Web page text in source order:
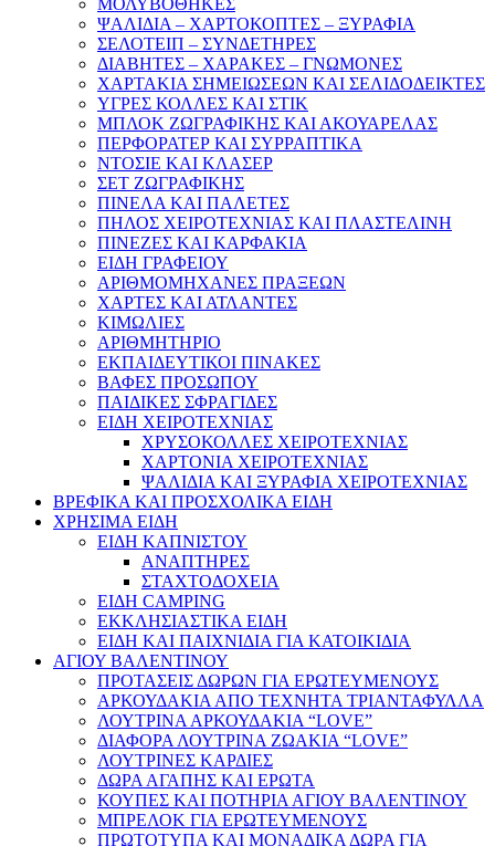
ΜΟΛΥΒΟΘΗΚΕΣ
ΨΑΛΙΔΙΑ – ΧΑΡΤΟΚΟΠΤΕΣ – ΞΥΡΑΦΙΑ
ΣΕΛΟΤΕΙΠ – ΣΥΝΔΕΤΗΡΕΣ
ΔΙΑΒΗΤΕΣ – ΧΑΡΑΚΕΣ – ΓΝΩΜΟΝΕΣ
ΧΑΡΤΑΚΙΑ ΣΗΜΕΙΩΣΕΩΝ ΚΑΙ ΣΕΛΙΔΟΔΕΙΚΤΕΣ
ΥΓΡΕΣ ΚΟΛΛΕΣ ΚΑΙ ΣΤΙΚ
ΜΠΛΟΚ ΖΩΓΡΑΦΙΚΗΣ ΚΑΙ ΑΚΟΥΑΡΕΛΑΣ
ΠΕΡΦΟΡΑΤΕΡ ΚΑΙ ΣΥΡΡΑΠΤΙΚΑ
ΝΤΟΣΙΕ ΚΑΙ ΚΛΑΣΕΡ
ΣΕΤ ΖΩΓΡΑΦΙΚΗΣ
ΠΙΝΕΛΑ ΚΑΙ ΠΑΛΕΤΕΣ
ΠΗΛΟΣ ΧΕΙΡΟΤΕΧΝΙΑΣ ΚΑΙ ΠΛΑΣΤΕΛΙΝΗ
ΠΙΝΕΖΕΣ ΚΑΙ ΚΑΡΦΑΚΙΑ
ΕΙΔΗ ΓΡΑΦΕΙΟΥ
ΑΡΙΘΜΟΜΗΧΑΝΕΣ ΠΡΑΞΕΩΝ
ΧΑΡΤΕΣ ΚΑΙ ΑΤΛΑΝΤΕΣ
ΚΙΜΩΛΙΕΣ
ΑΡΙΘΜΗΤΗΡΙΟ
ΕΚΠΑΙΔΕΥΤΙΚΟΙ ΠΙΝΑΚΕΣ
ΒΑΦΕΣ ΠΡΟΣΩΠΟΥ
ΠΑΙΔΙΚΕΣ ΣΦΡΑΓΙΔΕΣ
ΕΙΔΗ ΧΕΙΡΟΤΕΧΝΙΑΣ
ΧΡΥΣΟΚΟΛΛΕΣ ΧΕΙΡΟΤΕΧΝΙΑΣ
ΧΑΡΤΟΝΙΑ ΧΕΙΡΟΤΕΧΝΙΑΣ
ΨΑΛΙΔΙΑ ΚΑΙ ΞΥΡΑΦΙΑ ΧΕΙΡΟΤΕΧΝΙΑΣ
ΒΡΕΦΙΚΑ ΚΑΙ ΠΡΟΣΧΟΛΙΚΑ ΕΙΔΗ
ΧΡΗΣΙΜΑ ΕΙΔΗ
ΕΙΔΗ ΚΑΠΝΙΣΤΟΥ
ΑΝΑΠΤΗΡΕΣ
ΣΤΑΧΤΟΔΟΧΕΙΑ
ΕΙΔΗ CAMPING
ΕΚΚΛΗΣΙΑΣΤΙΚΑ ΕΙΔΗ
ΕΙΔΗ ΚΑΙ ΠΑΙΧΝΙΔΙΑ ΓΙΑ ΚΑΤΟΙΚΙΔΙΑ
ΑΓΙΟΥ ΒΑΛΕΝΤΙΝΟΥ
ΠΡΟΤΑΣΕΙΣ ΔΩΡΩΝ ΓΙΑ ΕΡΩΤΕΥΜΕΝΟΥΣ
ΑΡΚΟΥΔΑΚΙΑ ΑΠΟ ΤΕΧΝΗΤΑ ΤΡΙΑΝΤΑΦΥΛΛΑ
ΛΟΥΤΡΙΝΑ ΑΡΚΟΥΔΑΚΙΑ “LOVE”
ΔΙΑΦΟΡΑ ΛΟΥΤΡΙΝΑ ΖΩΑΚΙΑ “LOVE”
ΛΟΥΤΡΙΝΕΣ ΚΑΡΔΙΕΣ
ΔΩΡΑ ΑΓΑΠΗΣ ΚΑΙ ΕΡΩΤΑ
ΚΟΥΠΕΣ ΚΑΙ ΠΟΤΗΡΙΑ ΑΓΙΟΥ ΒΑΛΕΝΤΙΝΟΥ
ΜΠΡΕΛΟΚ ΓΙΑ ΕΡΩΤΕΥΜΕΝΟΥΣ
ΠΡΩΤΟΤΥΠΑ ΚΑΙ ΜΟΝΑΔΙΚΑ ΔΩΡΑ ΓΙΑ